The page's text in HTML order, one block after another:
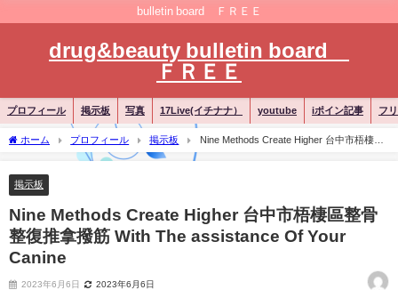
bulletin board ＦＲＥＥ
drug&beauty bulletin board
ＦＲＥＥ
プロフィール 掲示板 写真 17Live(イチナナ） youtube iポイン記事 フ
ホーム プロフィール 掲示板
Nine Methods Create Higher 台中市梧棲區
整骨整復推拿撥筋 With The assistance Of Your Canine
掲示板
Nine Methods Create Higher 台中市梧棲區整骨
整復推拿撥筋 With The assistance Of Your
Canine
2023年6月6日 2023年6月6日